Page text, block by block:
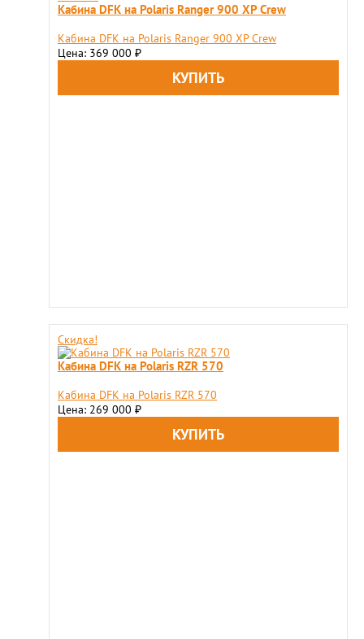
Кабина DFK на Polaris Ranger 900 XP Crew
Кабина DFK на Polaris Ranger 900 XP Crew
Цена: 369 000 ₽
Скидка!
Кабина DFK на Polaris RZR 570
Кабина DFK на Polaris RZR 570
Цена: 269 000 ₽